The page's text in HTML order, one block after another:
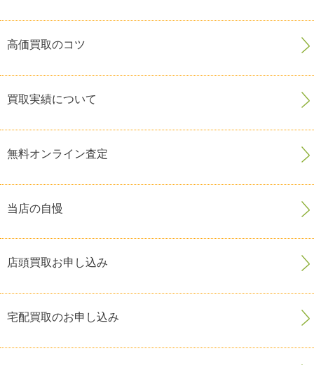
高価買取のコツ
買取実績について
無料オンライン査定
当店の自慢
店頭買取お申し込み
宅配買取のお申し込み